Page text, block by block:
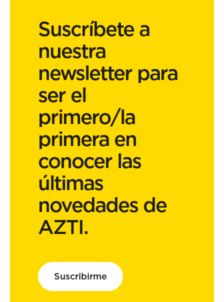
Suscríbete a
nuestra
newsletter para
ser el
primero/la
primera en
conocer las
últimas
novedades de
AZTI.
Suscribirme